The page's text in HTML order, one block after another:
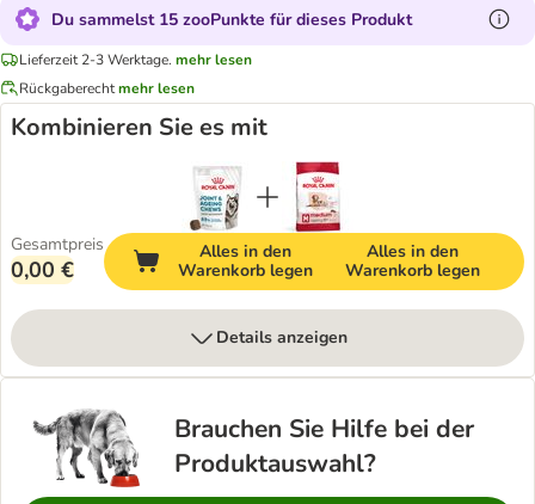
Du sammelst 15 zooPunkte für dieses Produkt
Lieferzeit 2-3 Werktage. mehr lesen
Rückgaberechtmehr lesen
Kombinieren Sie es mit
Gesamtpreis
0,00 €
Alles in den
Warenkorb legen
Alles in den
Warenkorb legen
Details anzeigen
Brauchen Sie Hilfe bei der
Produktauswahl?